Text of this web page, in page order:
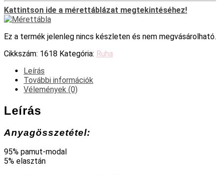
Kattintson ide a mérettáblázat megtekintéséhez!
Ez a termék jelenleg nincs készleten és nem megvásárolható.
Cikkszám: 1618 Kategória: Ruha
Leírás
További információk
Vélemények (0)
Leírás
Anyagösszetétel:
95% pamut-modal
5% elasztán